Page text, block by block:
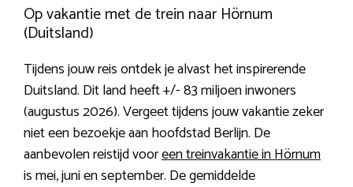
Op vakantie met de trein naar Hörnum
(Duitsland)
Tijdens jouw reis ontdek je alvast het inspirerende
Duitsland. Dit land heeft +/- 83 miljoen inwoners
(augustus 2026). Vergeet tijdens jouw vakantie zeker
niet een bezoekje aan hoofdstad Berlijn. De
aanbevolen reistijd vooreen treinvakantie in Hörnum
is mei, juni en september. De gemiddelde